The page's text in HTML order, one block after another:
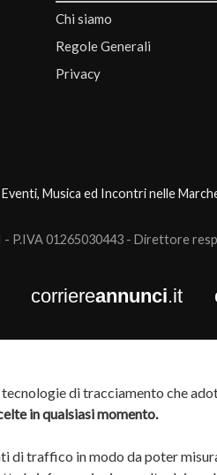
Chi siamo
Regole Generali
Privacy
Musica ed Incontri nelle
P.IVA 01265030443 - Direttore
corriereannunci.it
tecnologie di tracciamento che
in qualsiasi momento.
traffico in modo da poter